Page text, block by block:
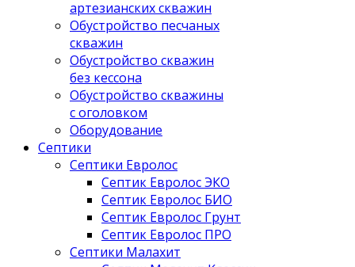
артезианских скважин
Обустройство песчаных
скважин
Обустройство скважин
без кессона
Обустройство скважины
с оголовком
Оборудование
Септики
Септики Евролос
Септик Евролос ЭКО
Септик Евролос БИО
Септик Евролос Грунт
Септик Евролос ПРО
Септики Малахит